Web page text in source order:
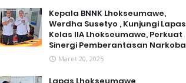
Kepala BNNK Lhokseumawe,
Werdha Susetyo , Kunjungi Lapas
Kelas IIA Lhokseumawe, Perkuat
Sinergi Pemberantasan Narkoba
Maret 20, 2025